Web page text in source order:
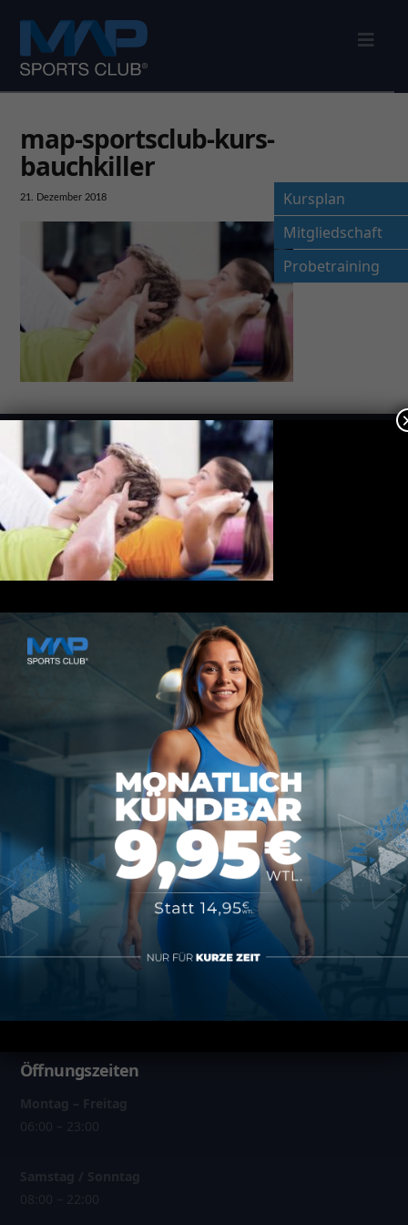
Kursplan
Mitgliedschaft
Probetraining
map-sportsclub-kurs-
bauchkiller
21. Dezember 2018
Kontakt
MAP SPORTS CLUB
Rheinstraße 4h
55116 Mainz
hallo@map-sportsclub.de
06131 / 4872610
Impressum
AGB
Vertrag kündigen
Über MAP Mainz
Über MAP Sports Club
Kontakt
Öffnungszeiten